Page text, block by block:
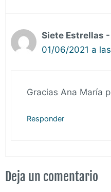
Siete Estrellas
01/06/2021 a
Gracias Ana María
Responder
Deja un comentario